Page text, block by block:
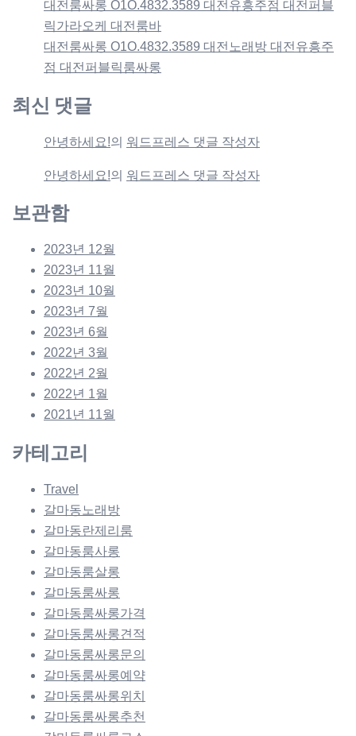
대전룸싸롱 O1O.4832.3589 대전유흥주점 대전퍼블
릭가라오케 대전룸바
대전룸싸롱 O1O.4832.3589 대전노래방 대전유흥주
점 대전퍼블릭룸싸롱
최신 댓글
안녕하세요!의 워드프레스 댓글 작성자
안녕하세요!의 워드프레스 댓글 작성자
보관함
2023년 12월
2023년 11월
2023년 10월
2023년 7월
2023년 6월
2022년 3월
2022년 2월
2022년 1월
2021년 11월
카테고리
Travel
갈마동노래방
갈마동란제리룸
갈마동룸사롱
갈마동룸살롱
갈마동룸싸롱
갈마동룸싸롱가격
갈마동룸싸롱견적
갈마동룸싸롱문의
갈마동룸싸롱예약
갈마동룸싸롱위치
갈마동룸싸롱추천